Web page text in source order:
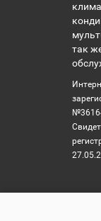
так